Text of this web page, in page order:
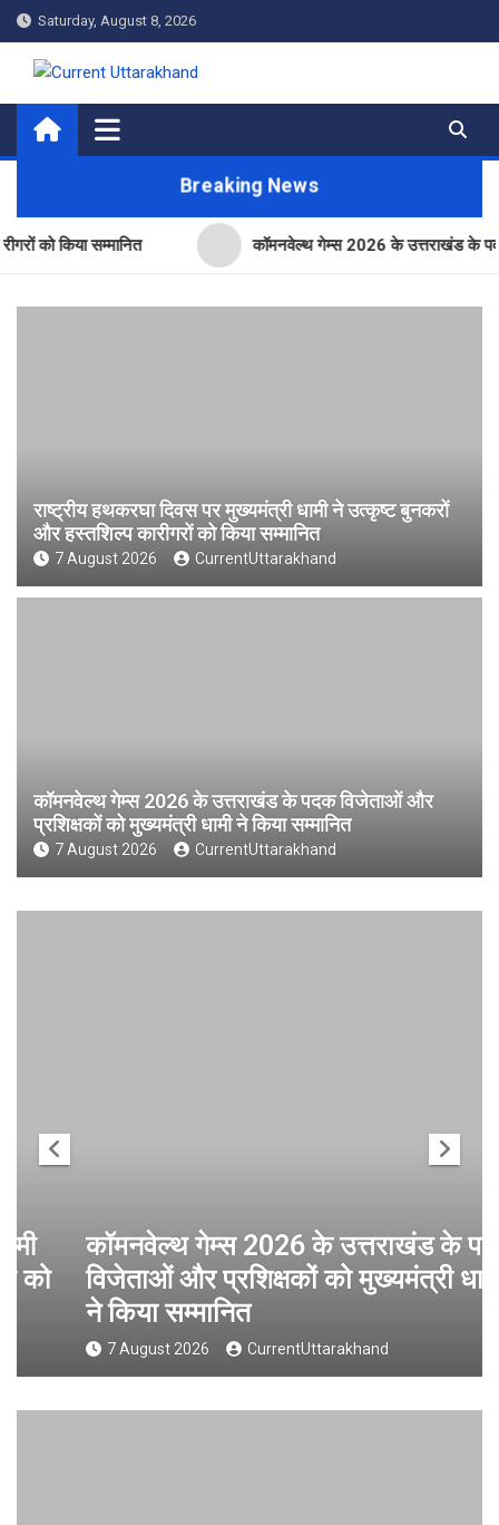
Skip
to
content
Saturday, August 8, 2026
Current Uttarakhand
Breaking News
सम्मानित कॉमनवेल्थ गेम्स 2026 के उत्तराखंड के पदक विजेताओं
राष्ट्रीय हथकरघा दिवस पर मुख्यमंत्री धामी ने उत्कृष्ट बुनकरों
और हस्तशिल्प कारीगरों को किया सम्मानित
7 August 2026 CurrentUttarakhand
कॉमनवेल्थ गेम्स 2026 के उत्तराखंड के पदक विजेताओं और
प्रशिक्षकों को मुख्यमंत्री धामी ने किया सम्मानित
7 August 2026 CurrentUttarakhand
कॉमनवेल्थ गेम्स 2026 के उत्तराखंड के पदक
विजेताओं और प्रशिक्षकों को मुख्यमंत्री धामी
ने किया सम्मानित
7 August 2026 CurrentUttarakhand